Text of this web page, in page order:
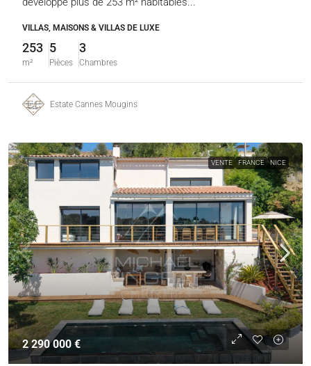
VILLAS, MAISONS & VILLAS DE LUXE
253
m²
5
Pièces
3
Chambres
Estate Cannes Mougins
VENTE FRANCE NICE
2 290 000 €